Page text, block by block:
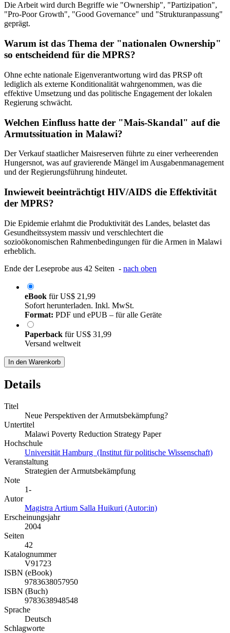
Die Arbeit wird durch Begriffe wie "Ownership", "Partizipation",
"Pro-Poor Growth", "Good Governance" und "Strukturanpassung"
geprägt.
Warum ist das Thema der "nationalen Ownership"
so entscheidend für die MPRS?
Ohne echte nationale Eigenverantwortung wird das PRSP oft
lediglich als externe Konditionalität wahrgenommen, was die
effektive Umsetzung und das politische Engagement der lokalen
Regierung schwächt.
Welchen Einfluss hatte der "Mais-Skandal" auf die
Armutssituation in Malawi?
Der Verkauf staatlicher Maisreserven führte zu einer verheerenden
Hungersnot, was auf gravierende Mängel im Ausgabenmanagement
und der Regierungsführung hindeutet.
Inwieweit beeinträchtigt HIV/AIDS die Effektivität
der MPRS?
Die Epidemie erlahmt die Produktivität des Landes, belastet das
Gesundheitssystem massiv und verschlechtert die
sozioökonomischen Rahmenbedingungen für die Armen in Malawi
erheblich.
Ende der Leseprobe aus 42 Seiten - nach oben
eBook fürUS$ 21,99
Sofort herunterladen. Inkl. MwSt.
Format: PDF und ePUB – für alle Geräte
Paperback fürUS$ 31,99
Versand weltweit
In den Warenkorb
Details
Titel
Neue Perspektiven der Armutsbekämpfung?
Untertitel
Malawi Poverty Reduction Strategy Paper
Hochschule
Universität Hamburg (Institut für politische Wissenschaft)
Veranstaltung
Strategien der Armutsbekämpfung
Note
1-
Autor
Magistra Artium Salla Huikuri (Autor:in)
Erscheinungsjahr
2004
Seiten
42
Katalognummer
V91723
ISBN (eBook)
9783638057950
ISBN (Buch)
9783638948548
Sprache
Deutsch
Schlagworte